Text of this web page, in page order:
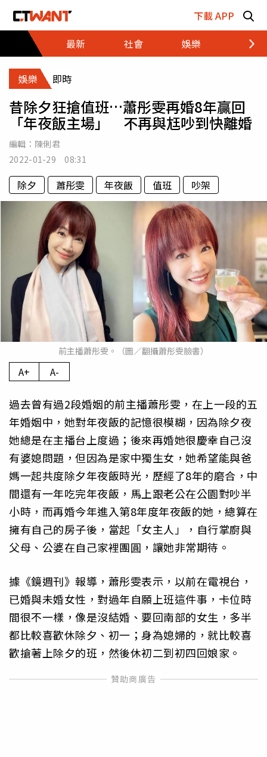
下載 APP
最新
社會 娛樂 財經
娛樂 即時
昔除夕狂搶值班…蕭彤雯再婚8年贏回
「年夜飯主場」 不再與尪吵到快離婚
編輯： 陳俐君
2022-01-29 08:31
除夕 蕭彤雯 年夜飯 值班 吵架
前主播蕭彤雯。（圖／翻攝蕭彤雯臉書）
A+ A-
過去曾有過2段婚姻的前主播蕭彤雯，在上一段的五
年婚姻中，她對年夜飯的記憶很模糊，因為除夕夜
她總是在主播台上度過；後來再婚她很慶幸自己沒
有婆媳問題，但因為是家中獨生女，她希望能與爸
媽一起共度除夕年夜飯時光，歷經了8年的磨合，中
間還有一年吃完年夜飯，馬上跟老公在公園對吵半
小時，而再婚今年進入第8年度年夜飯的她，總算在
擁有自己的房子後，當起「女主人」，自行掌廚與
父母、公婆在自己家裡團圓，讓她非常期待。
據《鏡週刊》報導，蕭彤雯表示，以前在電視台，
已婚與未婚女性，對過年自願上班這件事，卡位時
間很不一樣，像是沒結婚、要回南部的女生，多半
都比較喜歡休除夕、初一；身為媳婦的，就比較喜
歡搶著上除夕的班，然後休初二到初四回娘家。